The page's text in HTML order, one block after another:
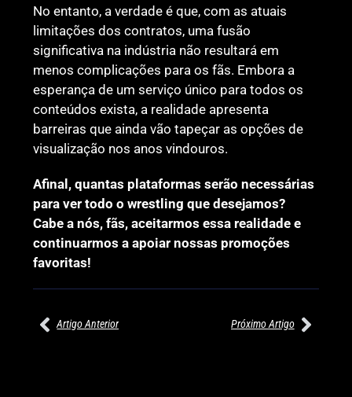
No entanto, a verdade é que, com as atuais
limitações dos contratos, uma fusão
significativa na indústria não resultará em
menos complicações para os fãs. Embora a
esperança de um serviço único para todos os
conteúdos exista, a realidade apresenta
barreiras que ainda vão tapeçar as opções de
visualização nos anos vindouros.
Afinal, quantas plataformas serão necessárias
para ver todo o wrestling que desejamos?
Cabe a nós, fãs, aceitarmos essa realidade e
continuarmos a apoiar nossas promoções
favoritas!
Artigo Anterior Próximo Artigo